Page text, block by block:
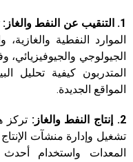
1. التنقيب عن النفط والغاز:
الموارد النفطية
الجيولوجي
المتدربون كيفية تحليل
المواقع الجديدة.
2. إنتاج النفط والغاز:
تركز
تشغيل وإدارة منشآت
المعدات واستخدام أحدث